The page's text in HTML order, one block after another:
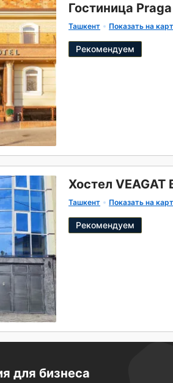
Гостиница Praga
Ташкент Показать на
Рекомендуем
Хостел VEAGAT
Ташкент Показать на
Рекомендуем
для бизнеса